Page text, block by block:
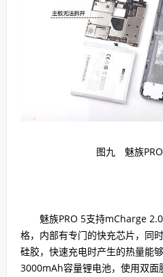
图九 魅族
魅族PRO 5支持mCharge 2.0
格，内部有专门的快充芯片，同
硅胶，快速充电时产生的热量能
3000mAh容量锂电池，使用双面